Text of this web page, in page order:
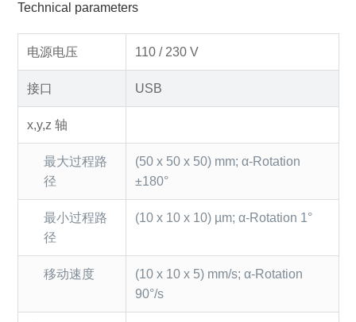
Technical parameters
电源电压 110 / 230 V
接口 USB
x,y,z 轴
最大过程路
径
(50 x 50 x 50) mm; α-Rotation
±180°
最小过程路
径
(10 x 10 x 10) µm; α-Rotation 1°
移动速度
(10 x 10 x 5) mm/s; α-Rotation
90°/s